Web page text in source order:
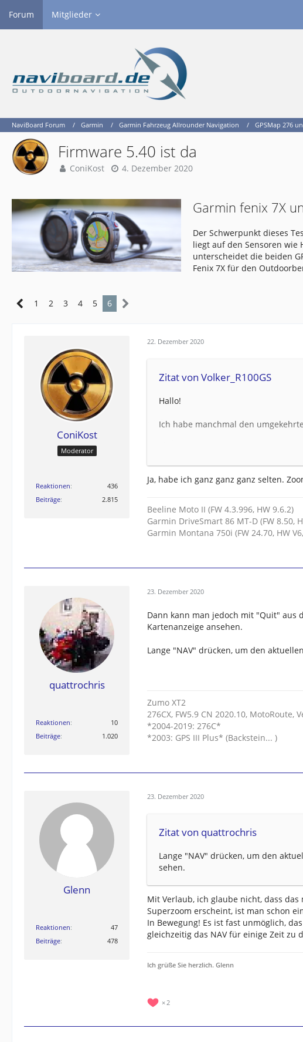
Forum Mitglieder
NaviBoard Forum Garmin Garmin Fahrzeug Allrounder Navigation GPSMap 276
Firmware 5.40 ist da
ConiKost 4. Dezember 2020
Garmin fenix 7X
Der Schwerpunkt dieses
liegt auf den Sensoren wie
unterscheidet die beiden
Fenix 7X für den
1 2 3 4 5 6
ConiKost
Moderator
Reaktionen
436
Beiträge
2.815
22. Dezember 2020
Zitat von Volker_R100GS
Hallo!
Ich habe manchmal den
Abbiegehinweise und der Zoom ist
Blöd ist halt das man in diesem
zoomen kann
Ja, habe ich ganz ganz ganz selten.
Beeline Moto II (FW 4.3.996, HW 9.6.2)
Garmin DriveSmart 86 MT-D (FW 8.50,
Garmin Montana 750i (FW 24.70, HW
quattrochris
Reaktionen
10
Beiträge
1.020
23. Dezember 2020
Dann kann man jedoch mit "Quit" aus
Kartenanzeige ansehen.
Lange "NAV" drücken, um den
Zumo XT2
276CX, FW5.9 CN 2020.10, MotoRoute,
*2004-2019: 276C*
*2003: GPS III Plus* (Backstein... )
Glenn
Reaktionen
47
Beiträge
478
23. Dezember 2020
Zitat von quattrochris
Lange "NAV" drücken, um den
sehen.
Mit Verlaub, ich glaube nicht, dass
Superzoom erscheint, ist man schon
In Bewegung! Es ist fast unmöglich,
gleichzeitig das NAV für einige Zeit zu
Ich grüße Sie herzlich. Glenn
2